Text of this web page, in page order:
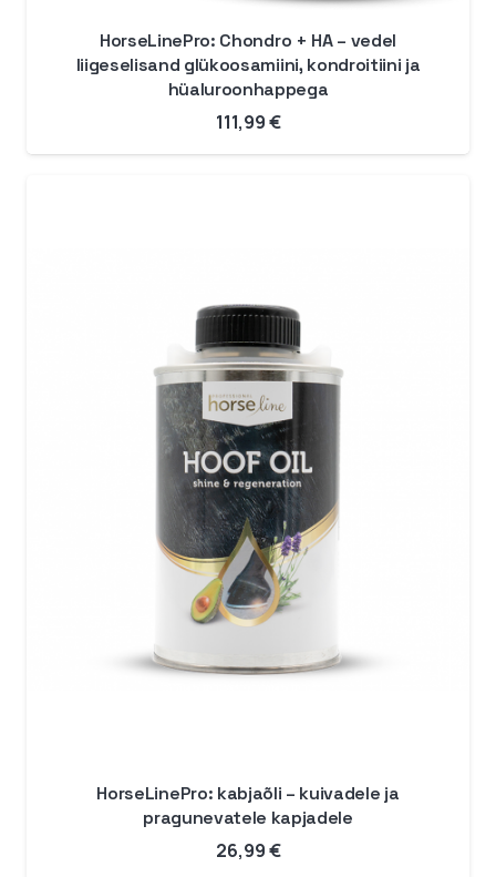
HorseLinePro: Chondro + HA – vedel
liigeselisand glükoosamiini, kondroitiini ja
hüaluroonhappega
111,99€
HorseLinePro: kabjaõli – kuivadele ja
pragunevatele kapjadele
26,99€